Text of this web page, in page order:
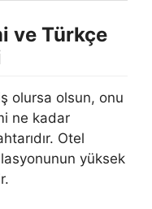
ve Türkçe
olursa olsun, onu
ne kadar
Otel
yüksek